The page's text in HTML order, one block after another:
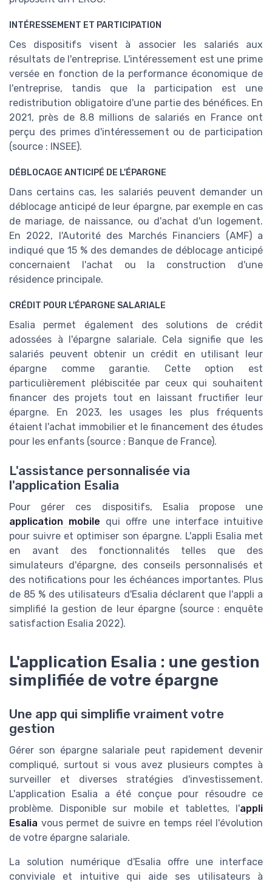
INTÉRESSEMENT ET PARTICIPATION
Ces dispositifs visent à associer les salariés aux
résultats de l'entreprise. L'intéressement est une prime
versée en fonction de la performance économique de
l'entreprise, tandis que la participation est une
redistribution obligatoire d'une partie des bénéfices. En
2021, près de 8.8 millions de salariés en France ont
perçu des primes d'intéressement ou de participation
(source : INSEE).
DÉBLOCAGE ANTICIPÉ DE L'ÉPARGNE
Dans certains cas, les salariés peuvent demander un
déblocage anticipé de leur épargne, par exemple en cas
de mariage, de naissance, ou d'achat d'un logement.
En 2022, l'Autorité des Marchés Financiers (AMF) a
indiqué que 15 % des demandes de déblocage anticipé
concernaient l'achat ou la construction d'une
résidence principale.
CRÉDIT POUR L'ÉPARGNE SALARIALE
Esalia permet également des solutions de crédit
adossées à l'épargne salariale. Cela signifie que les
salariés peuvent obtenir un crédit en utilisant leur
épargne comme garantie. Cette option est
particulièrement plébiscitée par ceux qui souhaitent
financer des projets tout en laissant fructifier leur
épargne. En 2023, les usages les plus fréquents
étaient l'achat immobilier et le financement des études
pour les enfants (source : Banque de France).
L'assistance personnalisée via
l'application Esalia
Pour gérer ces dispositifs, Esalia propose une
application mobile qui offre une interface intuitive
pour suivre et optimiser son épargne. L'appli Esalia met
en avant des fonctionnalités telles que des
simulateurs d'épargne, des conseils personnalisés et
des notifications pour les échéances importantes. Plus
de 85 % des utilisateurs d'Esalia déclarent que l'appli a
simplifié la gestion de leur épargne (source : enquête
satisfaction Esalia 2022).
L'application Esalia : une gestion
simplifiée de votre épargne
Une app qui simplifie vraiment votre
gestion
Gérer son épargne salariale peut rapidement devenir
compliqué, surtout si vous avez plusieurs comptes à
surveiller et diverses stratégies d'investissement.
L'application Esalia a été conçue pour résoudre ce
problème. Disponible sur mobile et tablettes, l'appli
Esalia vous permet de suivre en temps réel l'évolution
de votre épargne salariale.
La solution numérique d'Esalia offre une interface
conviviale et intuitive qui aide ses utilisateurs à